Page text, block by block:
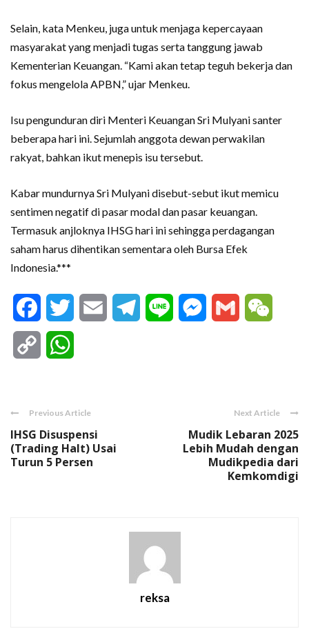
Selain, kata Menkeu, juga untuk menjaga kepercayaan
masyarakat yang menjadi tugas serta tanggung jawab
Kementerian Keuangan. “Kami akan tetap teguh bekerja dan
fokus mengelola APBN,” ujar Menkeu.
Isu pengunduran diri Menteri Keuangan Sri Mulyani santer
beberapa hari ini. Sejumlah anggota dewan perwakilan
rakyat, bahkan ikut menepis isu tersebut.
Kabar mundurnya Sri Mulyani disebut-sebut ikut memicu
sentimen negatif di pasar modal dan pasar keuangan.
Termasuk anjloknya IHSG hari ini sehingga perdagangan
saham harus dihentikan sementara oleh Bursa Efek
Indonesia.***
FacebookTwitter Email Telegram
Line Messenger
Gmail
Copy
Previous Article
IHSG Disuspensi
(Trading Halt) Usai
Turun 5 Persen
Next Article
Mudik Lebaran 2025
Lebih Mudah dengan
Mudikpedia dari
Kemkomdigi
reksa